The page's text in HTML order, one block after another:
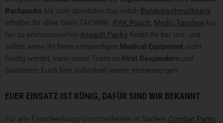
Backpacks bis zum absoluten top notch Bundeswehrrucksack
erhaltet Ihr alles beim TACWRK. IFAK Pouch, Medic Taschen bis
hin zu professionellen Assault Packs findet Ihr bei uns; und
selbst wenn Ihr beim notwendigen Medical Equipment nicht
fündig werdet, kann unser Team an First Respondern und
Sanitätern Euch hier individuell weiter erstversorgen.
EUER EINSATZ IST KÖNIG, DAFÜR SIND WIR BEKANNT
Für alle Entscheidungs-Unsicherheiten in Sachen Combat Pants